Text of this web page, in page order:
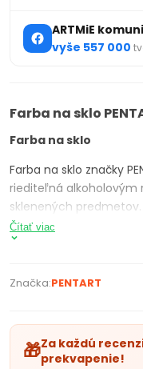
ARTMiE
vyše 557 000
Farba na sklo
Farba na sklo
Farba na sklo značky
riediteľná alkoholovým
sklenených
použiť kontúru na sklo,
obrysy, zároveň jej
Vybrať si u nás môžete
Pozri si video ako
Oživte vaše sklenené
Čítať viac
Značka:PENTART
🎁Za každú
prekvapenie!